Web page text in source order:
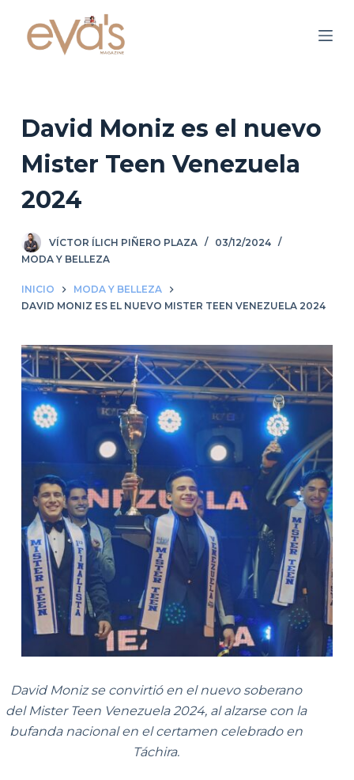
o
e
n
o
David Moniz es el nuevo
Mister Teen Venezuela
2024
VÍCTOR ÍLICH PIÑERO PLAZA
03/12/2024
MODA Y BELLEZA
INICIO
MODA Y BELLEZA
DAVID MONIZ ES EL NUEVO MISTER TEEN VENEZUELA 2024
David Moniz se convirtió en el nuevo soberano
del Mister Teen Venezuela 2024, al alzarse con la
bufanda nacional en el certamen celebrado en
Táchira.